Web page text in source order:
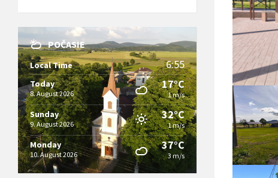
POČASIE
Local Time 6:55
Today
8. August 2026
17°C
1 m/s
Sunday
9. August 2026
32°C
1 m/s
Monday
10. August 2026
37°C
3 m/s